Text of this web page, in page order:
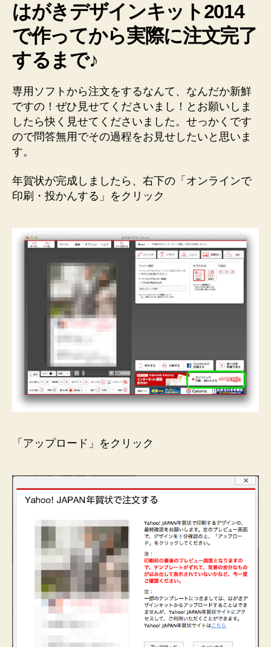
はがきデザインキット2014
で作ってから実際に注文完了
するまで♪
専用ソフトから注文をするなんて、なんだか新鮮
ですの！ぜひ見せてくださいまし！とお願いしま
したら快く見せてくださいました。せっかくです
ので問答無用でその過程をお見せしたいと思いま
す。
年賀状が完成しましたら、右下の「オンラインで
印刷・投かんする」をクリック
「アップロード」をクリック